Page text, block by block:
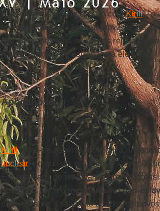
Especificamente, de acordo comKirill,
umaparada gaysão uma prova de
que se as pessoas ou países rejeitam
mundo, tornam-se estranhos a ele".
Apocalipse
Kirilltorna-se assim apocalíptica,
nuclear, porque diz respeito à "salvação
É o resultado de uma campanha
soviéticapor um messianismo pan-
pode garantir a salvação a todos os